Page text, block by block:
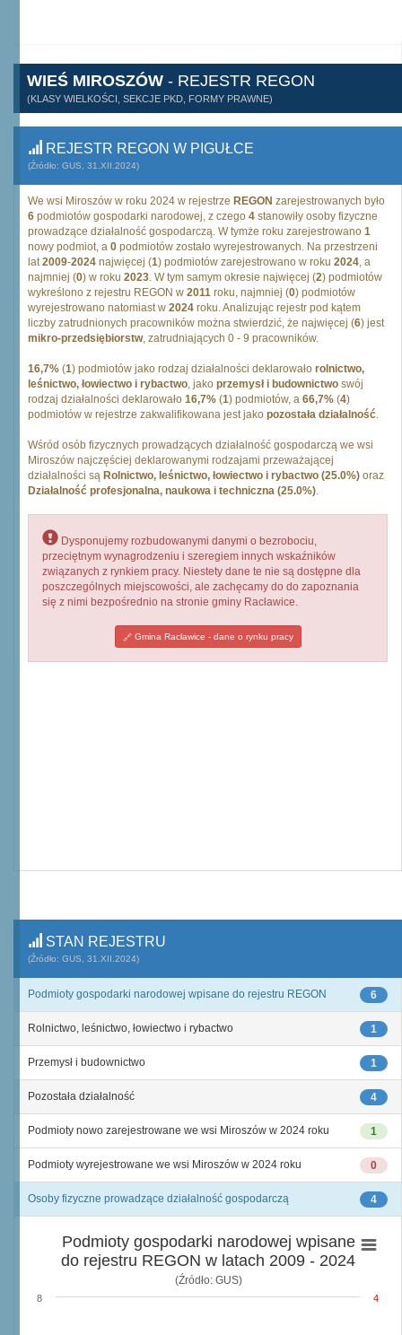
WIEŚ MIROSZÓW - REJESTR REGON
(KLASY WIELKOŚCI, SEKCJE PKD, FORMY PRAWNE)
REJESTR REGON W PIGUŁCE
(Źródło: GUS, 31.XII.2024)
We wsi Miroszów w roku 2024 w rejestrze REGON zarejestrowanych było
6 podmiotów gospodarki narodowej, z czego 4 stanowiły osoby fizyczne
prowadzące działalność gospodarczą. W tymże roku zarejestrowano 1
nowy podmiot, a 0 podmiotów zostało wyrejestrowanych. Na przestrzeni
lat2009-2024 najwięcej (1) podmiotów zarejestrowano w roku 2024, a
najmniej (0) w roku 2023. W tym samym okresie najwięcej (2) podmiotów
wykreślono z rejestru REGON w 2011 roku, najmniej (0) podmiotów
wyrejestrowano natomiast w 2024 roku. Analizując rejestr pod kątem
liczby zatrudnionych pracowników można stwierdzić, że najwięcej (6) jest
mikro-przedsiębiorstw, zatrudniających 0 - 9 pracowników.
16,7% (1) podmiotów jako rodzaj działalności deklarowało rolnictwo,
leśnictwo, łowiectwo i rybactwo, jako przemysł i budownictwo swój
rodzaj działalności deklarowało 16,7% (1) podmiotów, a 66,7% (4)
podmiotów w rejestrze zakwalifikowana jest jako pozostała działalność.
Wśród osób fizycznych prowadzących działalność gospodarczą we wsi
Miroszów najczęściej deklarowanymi rodzajami przeważającej
działalności są Rolnictwo, leśnictwo, łowiectwo i rybactwo (25.0%) oraz
Działalność profesjonalna, naukowa i techniczna (25.0%).
Dysponujemy rozbudowanymi danymi o bezrobociu,
przeciętnym wynagrodzeniu i szeregiem innych wskaźników
związanych z rynkiem pracy. Niestety dane te nie są dostępne dla
poszczególnych miejscowości, ale zachęcamy do do zapoznania
się z nimi bezpośrednio na stronie gminy Racławice.
Gmina Racławice - dane o rynku pracy
STAN REJESTRU
(Źródło: GUS, 31.XII.2024)
6
Podmioty gospodarki narodowej wpisane do rejestru REGON
1
Rolnictwo, leśnictwo, łowiectwo i rybactwo
1
Przemysł i budownictwo
4
Pozostała działalność
1
Podmioty nowo zarejestrowane we wsi Miroszów w 2024 roku
0
Podmioty wyrejestrowane we wsi Miroszów w 2024 roku
4
Osoby fizyczne prowadzące działalność gospodarczą
Podmioty gospodarki narodowej wpisane
do rejestru REGON w latach 2009 - 2024
(Źródło: GUS)
8 4